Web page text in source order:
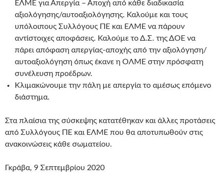
ΕΛΜΕ για Απεργία – Αποχή από κάθε διαδικασία
αξιολόγησης/αυτοαξιολόγησης. Καλούμε και τους
υπόλοιπους Συλλόγους ΠΕ και ΕΛΜΕ να πάρουν
αντίστοιχες αποφάσεις. Καλούμε το Δ.Σ. της ΔΟΕ να
πάρει απόφαση απεργίας-αποχής από την αξιολόγηση/
αυτοαξιολόγηση όπως έκανε η ΟΛΜΕ στην πρόσφατη
συνέλευση προέδρων.
Κλιμακώνουμε την πάλη με απεργία το αμέσως επόμενο
διάστημα.
Στα πλαίσια της σύσκεψης κατατέθηκαν και άλλες προτάσεις
από Συλλόγους ΠΕ και ΕΛΜΕ που θα αποτυπωθούν στις
ανακοινώσεις κάθε σωματείου.
Γκράβα, 9 Σεπτεμβρίου 2020